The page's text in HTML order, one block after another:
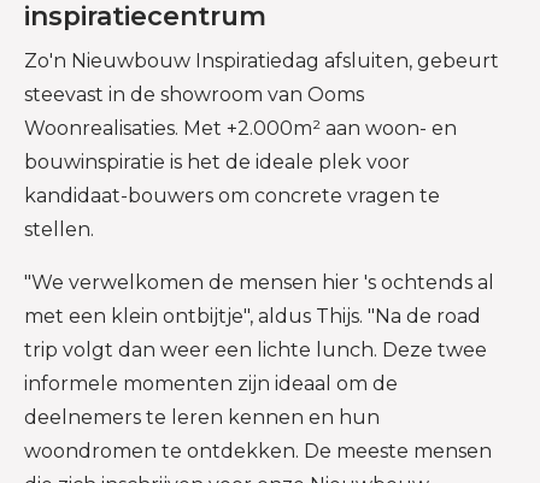
inspiratiecentrum
Zo'n Nieuwbouw Inspiratiedag afsluiten, gebeurt
steevast in de showroom van Ooms
Woonrealisaties. Met +2.000m² aan woon- en
bouwinspiratie is het de ideale plek voor
kandidaat-bouwers om concrete vragen te
stellen.
"We verwelkomen de mensen hier 's ochtends al
met een klein ontbijtje", aldus Thijs. "Na de road
trip volgt dan weer een lichte lunch. Deze twee
informele momenten zijn ideaal om de
deelnemers te leren kennen en hun
woondromen te ontdekken. De meeste mensen